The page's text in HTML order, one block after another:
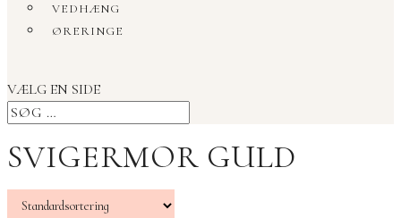
VEDHÆNG
ØRERINGE
VÆLG EN SIDE
SVIGERMOR GULD